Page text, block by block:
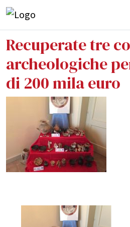
Recuperate tre
archeologiche
di 200 mila euro